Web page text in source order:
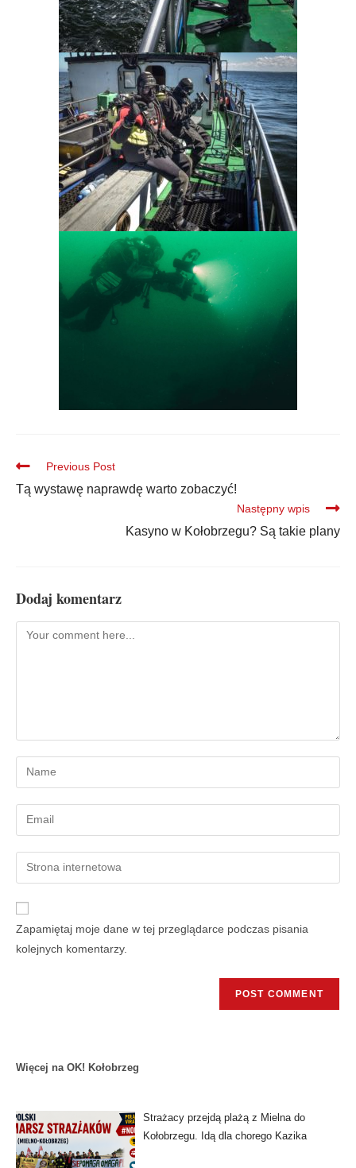
Previous Post
Tą wystawę naprawdę warto zobaczyć!
Następny wpis
Kasyno w Kołobrzegu? Są takie plany
Dodaj komentarz
Zapamiętaj moje dane w tej przeglądarce podczas pisania
kolejnych komentarzy.
Więcej na OK! Kołobrzeg
Strażacy przejdą plażą z Mielna do
Kołobrzegu. Idą dla chorego Kazika